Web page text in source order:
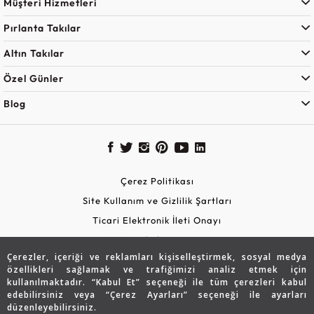
Çerezler, içeriği ve reklamları kişiselleştirmek, sosyal medya
özellikleri sağlamak ve trafiğimizi analiz etmek için
kullanılmaktadır. “Kabul Et” seçeneği ile tüm çerezleri kabul
edebilirsiniz veya “Çerez Ayarları” seçeneği ile ayarları
düzenleyebilirsiniz.
Pırlanta Takılar
Altın Takılar
Özel Günler
Blog
Çerez Politikası
Site Kullanım ve Gizlilik Şartları
Ticari Elektronik İleti Onayı
KVKK Aydınlatma Metni
Güvenli Alışveriş